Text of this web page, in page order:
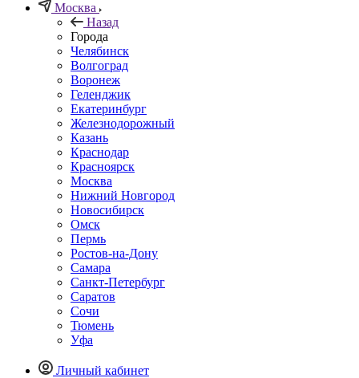
Москва
Назад
Города
Челябинск
Волгоград
Воронеж
Геленджик
Екатеринбург
Железнодорожный
Казань
Краснодар
Красноярск
Москва
Нижний Новгород
Новосибирск
Омск
Пермь
Ростов-на-Дону
Самара
Санкт-Петербург
Саратов
Сочи
Тюмень
Уфа
Личный кабинет